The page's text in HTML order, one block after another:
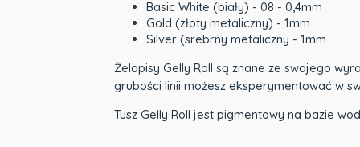
Basic White (biały) - 08 - 0,4mm
Gold (złoty metaliczny) - 1mm
Silver (srebrny metaliczny - 1mm
Żelopisy Gelly Roll są znane ze swojego
grubości linii możesz eksperymentować w
Tusz Gelly Roll jest pigmentowy na bazie